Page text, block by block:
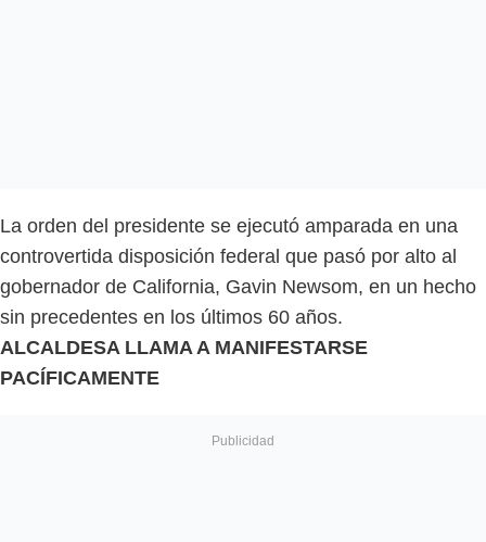
La orden del presidente se ejecutó amparada en una
controvertida disposición federal que pasó por alto al
gobernador de California, Gavin Newsom, en un hecho
sin precedentes en los últimos 60 años.
ALCALDESA LLAMA A MANIFESTARSE
PACÍFICAMENTE